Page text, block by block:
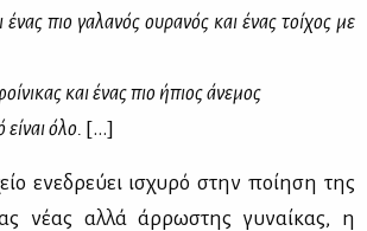
ένας πιο γα­λα­νός ου­ρα­νός και ένας τοί­χος με
και ένας πιο ήπιος άνε­μος
εί­ναι όλο. […]
ενε­δρεύ­ει ισχυ­ρό στην ποί­η­ση της
νέ­ας αλ­λά άρ­ρω­στης γυ­ναί­κας, η